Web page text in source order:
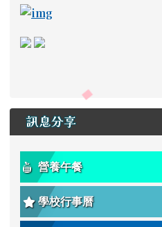
link to https://
link to https://
link to https://
link to https://
訊息分享
營養午餐
學校行事曆